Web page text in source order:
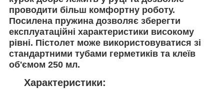
проводити більш комфортну роботу.
Посилена пружина дозволяє зберегти
експлуатаційні характеристики високому
рівні. Пістолет може використовуватися зі
стандартними тубами герметиків та клеїв
об'ємом 250 мл.
Характеристики: